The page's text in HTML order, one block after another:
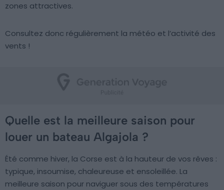
zones attractives.
Consultez donc régulièrement la météo et l’activité des
vents !
Quelle est la meilleure saison pour
louer un bateau Algajola ?
Été comme hiver, la Corse est à la hauteur de vos rêves :
typique, insoumise, chaleureuse et ensoleillée. La
meilleure saison pour naviguer sous des températures